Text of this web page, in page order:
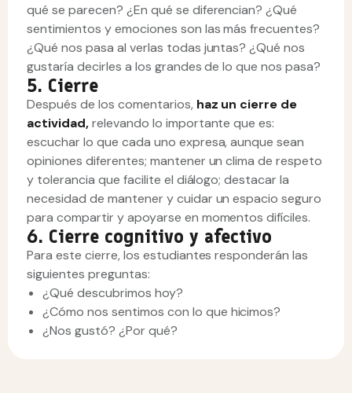
qué se parecen? ¿En qué se diferencian? ¿Qué
sentimientos y emociones son las más frecuentes?
¿Qué nos pasa al verlas todas juntas? ¿Qué nos
gustaría decirles a los grandes de lo que nos pasa?
5. Cierre
Después de los comentarios, haz un cierre de
actividad,relevando lo importante que es:
escuchar lo que cada uno expresa, aunque sean
opiniones diferentes; mantener un clima de respeto
y tolerancia que facilite el diálogo; destacar la
necesidad de mantener y cuidar un espacio seguro
para compartir y apoyarse en momentos difíciles.
6. Cierre cognitivo y afectivo
Para este cierre, los estudiantes responderán las
siguientes preguntas:
¿Qué descubrimos hoy?
¿Cómo nos sentimos con lo que hicimos?
¿Nos gustó? ¿Por qué?